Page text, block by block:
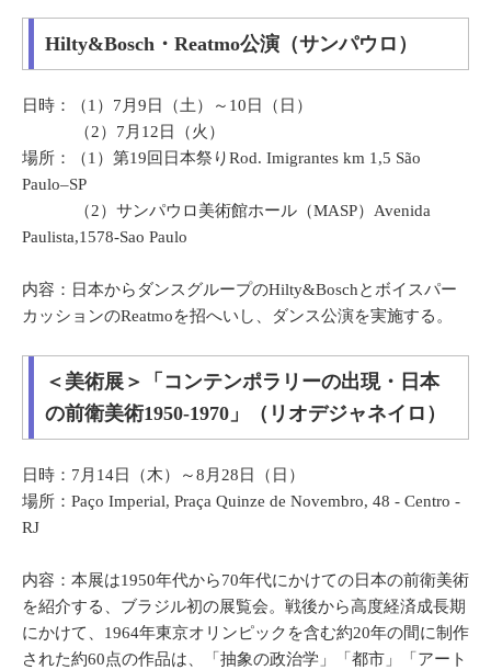
Hilty&Bosch・Reatmo公演（サンパウロ）
日時：（1）7月9日（土）～10日（日）
（2）7月12日（火）
場所：（1）第19回日本祭りRod. Imigrantes km 1,5 São
Paulo–SP
（2）サンパウロ美術館ホール（MASP）Avenida
Paulista,1578-Sao Paulo
内容：日本からダンスグループのHilty&Boschとボイスパー
カッションのReatmoを招へいし、ダンス公演を実施する。
＜美術展＞「コンテンポラリーの出現・日本
の前衛美術1950-1970」（リオデジャネイロ）
日時：7月14日（木）～8月28日（日）
場所：Paço Imperial, Praça Quinze de Novembro, 48 - Centro -
RJ
内容：本展は1950年代から70年代にかけての日本の前衛美術
を紹介する、ブラジル初の展覧会。戦後から高度経済成長期
にかけて、1964年東京オリンピックを含む約20年の間に制作
された約60点の作品は、「抽象の政治学」「都市」「アート